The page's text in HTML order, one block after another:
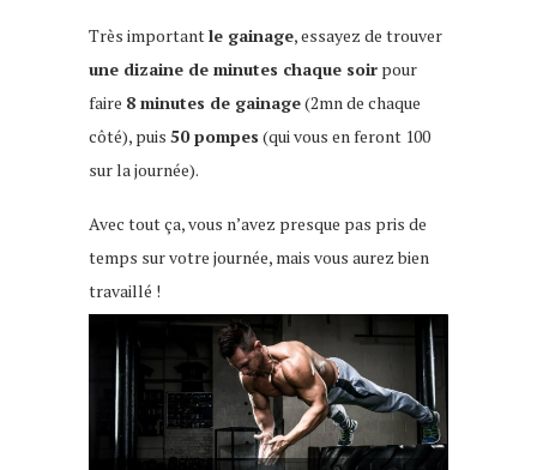
Très importantle gainage, essayez de trouver
une dizaine de minutes chaque soir pour
faire 8 minutes de gainage(2mn de chaque
côté), puis 50 pompes (qui vous en feront 100
sur la journée).
Avec tout ça, vous n’avez presque pas pris de
temps sur votre journée, mais vous aurez bien
travaillé !